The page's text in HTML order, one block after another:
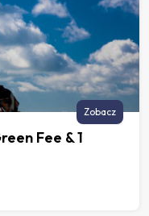
Fee & 1
Zobacz